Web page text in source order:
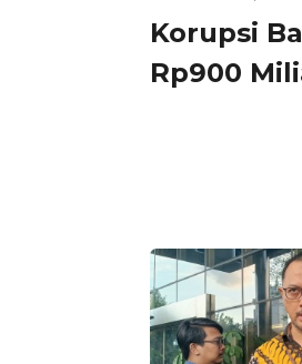
Korupsi
Rp900